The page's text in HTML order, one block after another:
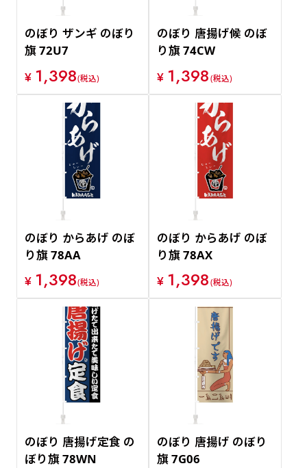
のぼり ザンギ のぼり
旗 72U7
¥ 1,398(税込)
のぼり 唐揚げ候 のぼ
り旗 74CW
¥ 1,398(税込)
のぼり からあげ のぼ
り旗 78AA
¥ 1,398(税込)
のぼり からあげ のぼ
り旗 78AX
¥ 1,398(税込)
のぼり 唐揚げ定食 の
ぼり旗 78WN
のぼり 唐揚げ のぼり
旗 7G06